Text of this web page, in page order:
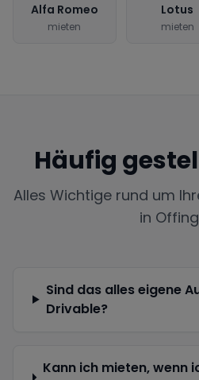
Alfa Romeo
mieten
Lotus
mieten
Häufig
Alles Wichtige rund um
in
Sind das alles eigene
Drivable?
Kann ich mieten, wenn